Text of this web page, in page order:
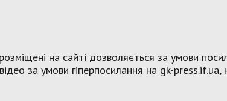
на сайті дозволяється за умови
за умови гіперпосилання на gk-